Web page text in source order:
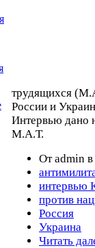
трудящихся
России и
Интервью дано
М.А.Т.
От admin
интервью
против
Россия
Украина
Читать